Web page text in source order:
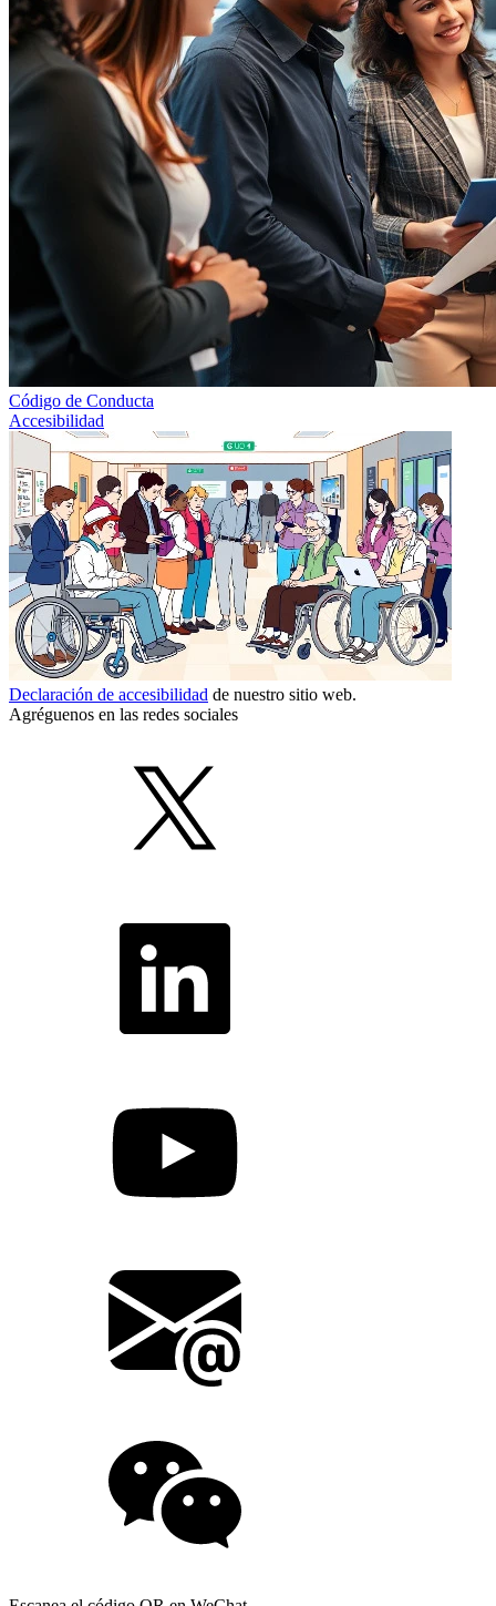
Código de Conducta
Accesibilidad
Declaración de accesibilidad de nuestro sitio web.
Agréguenos en las redes sociales